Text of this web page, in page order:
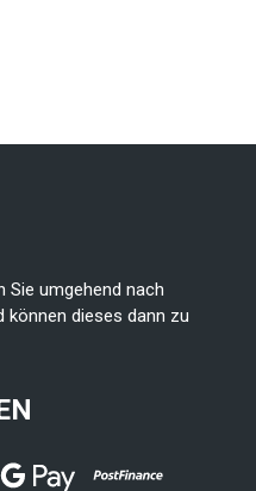
Sie umgehend nach
können dieses dann zu